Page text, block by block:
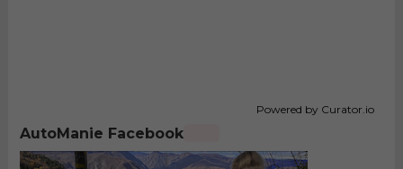
Powered by Curator.io
AutoManie Facebook